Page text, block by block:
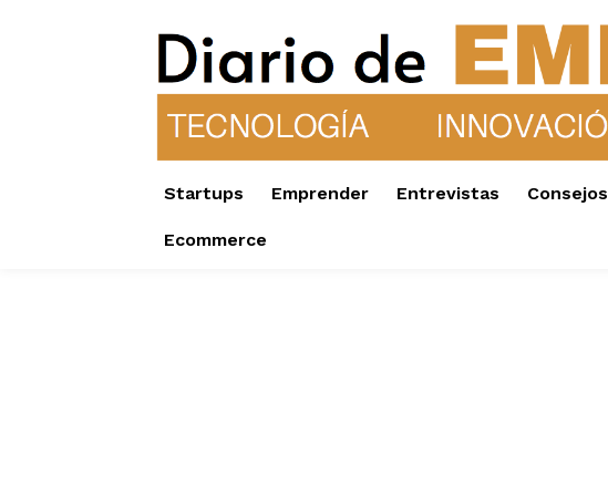
Startups Emprender Entrevistas Consejos
Ecommerce